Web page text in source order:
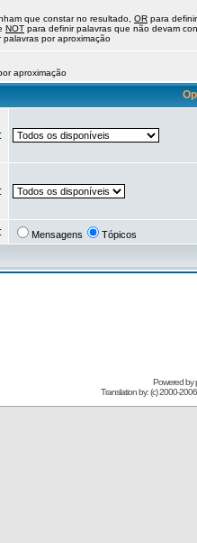
que constar no resultado, OR para definir
NOT para definir palavras que não devam
por aproximação
aproximação
Mensagens Tópicos
Powered by
Translation by: (c) 2000-